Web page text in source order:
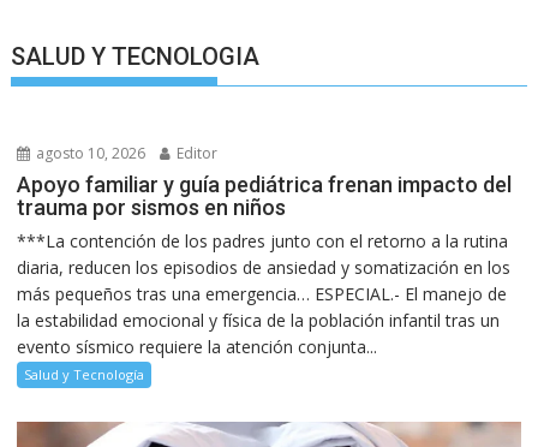
SALUD Y TECNOLOGIA
agosto 10, 2026 Editor
Apoyo familiar y guía pediátrica frenan impacto del
trauma por sismos en niños
***La contención de los padres junto con el retorno a la rutina
diaria, reducen los episodios de ansiedad y somatización en los
más pequeños tras una emergencia… ESPECIAL.- El manejo de
la estabilidad emocional y física de la población infantil tras un
evento sísmico requiere la atención conjunta...
Salud y Tecnología